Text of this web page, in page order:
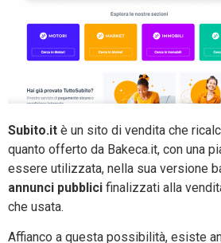
Subito.it è un sito di vendita che
quanto offerto da Bakeca.it, con una
essere utilizzata, nella sua versione
annunci pubblici finalizzati alla
che usata.
Affianco a questa possibilità, esiste